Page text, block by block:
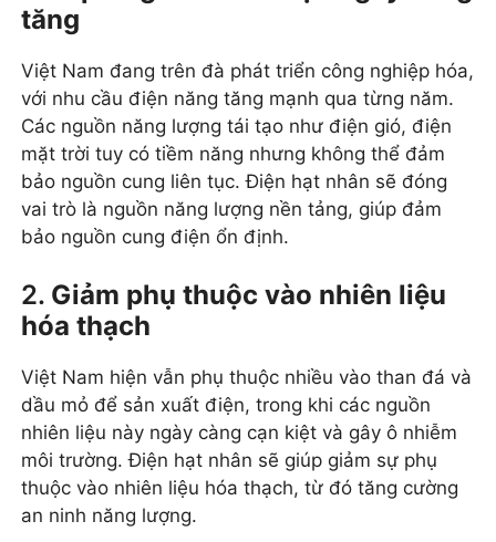
tăng
Việt Nam đang trên đà phát triển công nghiệp hóa,
với nhu cầu điện năng tăng mạnh qua từng năm.
Các nguồn năng lượng tái tạo như điện gió, điện
mặt trời tuy có tiềm năng nhưng không thể đảm
bảo nguồn cung liên tục. Điện hạt nhân sẽ đóng
vai trò là nguồn năng lượng nền tảng, giúp đảm
bảo nguồn cung điện ổn định.
2. Giảm phụ thuộc vào nhiên liệu
hóa thạch
Việt Nam hiện vẫn phụ thuộc nhiều vào than đá và
dầu mỏ để sản xuất điện, trong khi các nguồn
nhiên liệu này ngày càng cạn kiệt và gây ô nhiễm
môi trường. Điện hạt nhân sẽ giúp giảm sự phụ
thuộc vào nhiên liệu hóa thạch, từ đó tăng cường
an ninh năng lượng.